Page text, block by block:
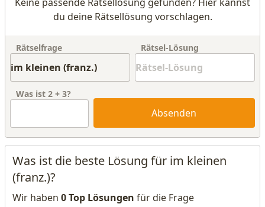
du deine Rätsellösung vorschlagen.
Rätselfrage Rätsel-Lösung
Was ist 2 + 3?
Absenden
Was ist die beste Lösung für im kleinen
(franz.)?
Wir haben 0 Top Lösungen für die Frage